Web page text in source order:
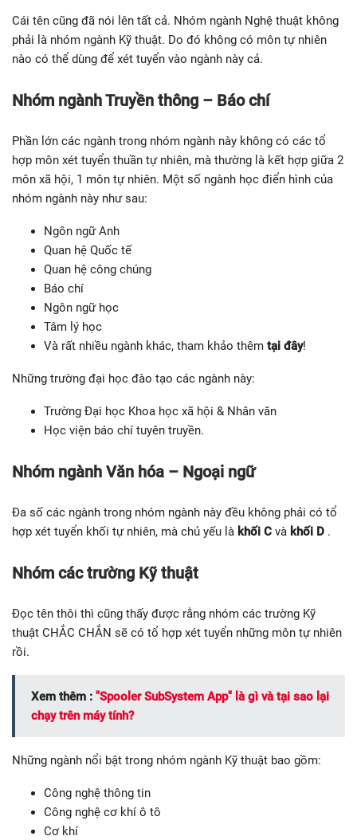
Cái tên cũng đã nói lên tất cả. Nhóm ngành Nghệ thuật không
phải là nhóm ngành Kỹ thuật. Do đó không có môn tự nhiên
nào có thể dùng để xét tuyển vào ngành này cả.
Nhóm ngành Truyền thông – Báo chí
Phần lớn các ngành trong nhóm ngành này không có các tổ
hợp môn xét tuyển thuần tự nhiên, mà thường là kết hợp giữa 2
môn xã hội, 1 môn tự nhiên. Một số ngành học điển hình của
nhóm ngành này như sau:
Ngôn ngữ Anh
Quan hệ Quốc tế
Quan hệ công chúng
Báo chí
Ngôn ngữ học
Tâm lý học
Và rất nhiều ngành khác, tham khảo thêm tại đây!
Những trường đại học đào tạo các ngành này:
Trường Đại học Khoa học xã hội & Nhân văn
Học viện báo chí tuyên truyền.
Nhóm ngành Văn hóa – Ngoại ngữ
Đa số các ngành trong nhóm ngành này đều không phải có tổ
hợp xét tuyển khối tự nhiên, mà chủ yếu là khối C và khối D .
Nhóm các trường Kỹ thuật
Đọc tên thôi thì cũng thấy được rằng nhóm các trường Kỹ
thuật CHẮC CHẮN sẽ có tổ hợp xét tuyển những môn tự nhiên
rồi.
Xem thêm : "Spooler SubSystem App" là gì và tại sao lại
chạy trên máy tính?
Những ngành nổi bật trong nhóm ngành Kỹ thuật bao gồm:
Công nghệ thông tin
Công nghệ cơ khí ô tô
Cơ khí